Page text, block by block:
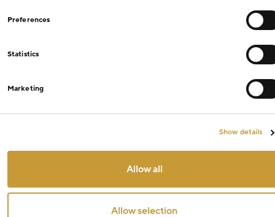
Preferences
Statistics
Marketing
Show details
Allow all
Allow selection